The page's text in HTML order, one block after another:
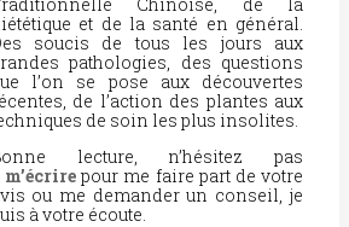
et de la santé en général.
soucis de tous les jours aux
pathologies, des questions
l’on se pose aux découvertes
de l’action des plantes aux
de soin les plus insolites.
lecture, n’hésitez pas
m’écrire pour me faire part de votre
ou me demander un conseil, je
à votre écoute.